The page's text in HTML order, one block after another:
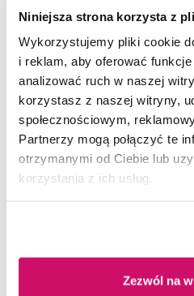
Niniejsza strona korzysta z
Wykorzystujemy pliki cookie
i reklam, aby oferować
analizować ruch w naszej
korzystasz z naszej witryny,
społecznościowym,
Partnerzy mogą połączyć te
otrzymanymi od Ciebie lub
korzystania z ich usług.
Zezwól na
Logopedia - studia
Surdologopedia
wypełniane przed
INFORMATYKA studia I
wypełniane w trakcie i po
INFORMATYKA studia I
wypełniania dokumentów
pdf